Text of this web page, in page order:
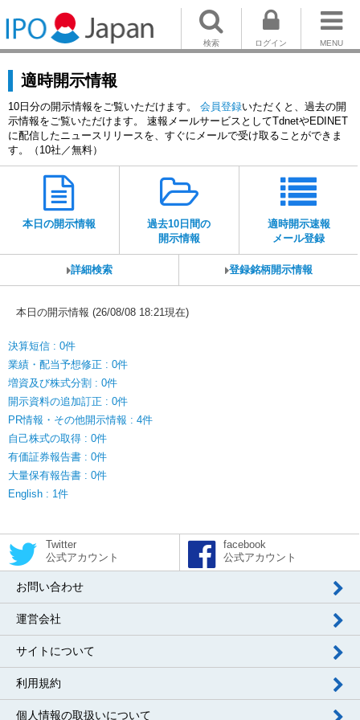
MENU
ログイン
検索
適時開示情報
10日分の開示情報をご覧いただけます。 会員登録いただくと、過去の開
示情報をご覧いただけます。 速報メールサービスとしてTdnetやEDINET
に配信したニュースリリースを、すぐにメールで受け取ることができま
す。（10社／無料）
本日の開示情報
過去10日間の
開示情報
適時開示速報
メール登録
詳細検索 登録銘柄開示情報
本日の開示情報 (26/08/08 18:21現在)
決算短信 : 0件
業績・配当予想修正 : 0件
増資及び株式分割 : 0件
開示資料の追加訂正 : 0件
PR情報・その他開示情報 : 4件
自己株式の取得 : 0件
有価証券報告書 : 0件
大量保有報告書 : 0件
English : 1件
Twitter
公式アカウント
facebook
公式アカウント
お問い合わせ
運営会社
サイトについて
利用規約
個人情報の取扱いについて